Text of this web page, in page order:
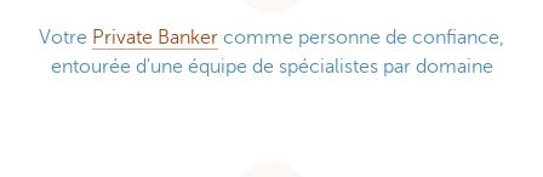
Votre Private Banker comme personne de confiance,
entourée d'une équipe de spécialistes par domaine